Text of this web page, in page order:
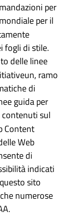
per
per il
fogli di stile.
delle linee
ramo
di
guida per
contenuti sul
Content
Web
di
indicati
sito
numerose